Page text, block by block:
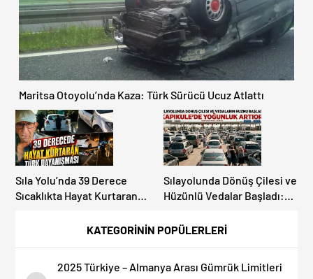
KATEGORİNİN POPÜLERLERİ
2025 Türkiye – Almanya Arası Gümrük Limitleri
Maritsa Otoyolu’nda Kaza: Türk Sürücü Ucuz Atlattı
Sıla Yolu’nda 39 Derece
Sıcaklıkta Hayat Kurtaran
Sılayolunda Dönüş Çilesi ve
Hüzünlü Vedalar Başladı:
Artıyor!